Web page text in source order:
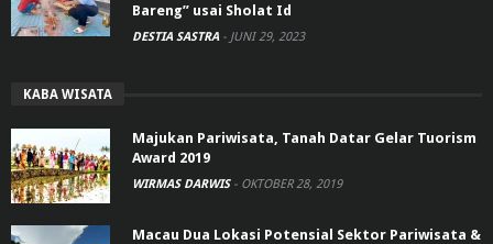
Bareng” usai Sholat Id
DESTIA SASTRA - JUNI 29, 2023
KABA WISATA
Majukan Pariwisata, Tanah Datar Gelar Tuorism
Award 2019
WIRMAS DARWIS - OKTOBER 28, 2019
Macau Dua Lokasi Potensial Sektor Pariwisata &